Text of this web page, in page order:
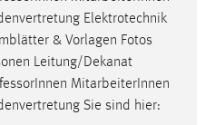
Elektrotechnik
& Vorlagen Fotos
Leitung/Dekanat
MitarbeiterInnen
Sie sind hier: